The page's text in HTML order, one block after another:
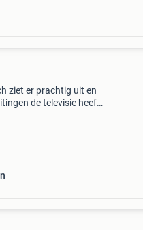
ziet er prachtig uit en
de televisie heeft